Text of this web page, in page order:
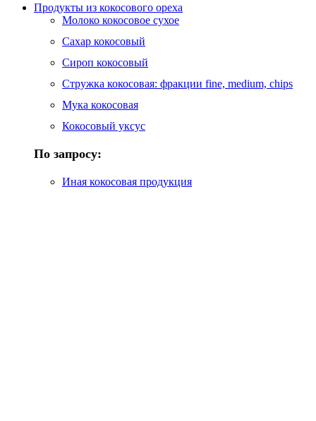
Продукты из кокосового ореха
Молоко кокосовое сухое
Сахар кокосовый
Сироп кокосовый
Стружка кокосовая: фракции fine, medium, chips
Мука кокосовая
Кокосовый уксус
По запросу:
Иная кокосовая продукция